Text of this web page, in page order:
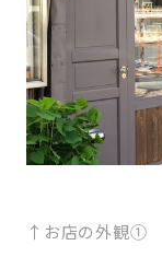
↑お店の外観①